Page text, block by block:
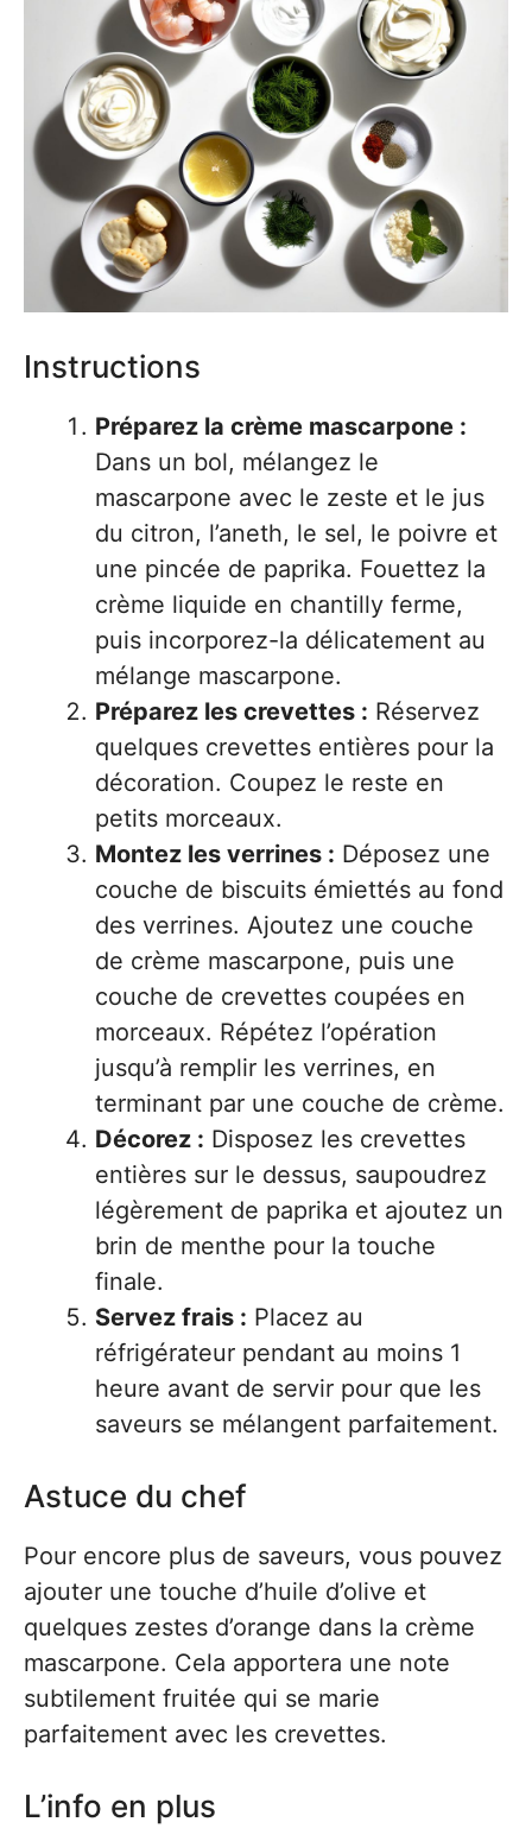
Instructions
Préparez la crème mascarpone :
Dans un bol, mélangez le
mascarpone avec le zeste et le jus
du citron, l’aneth, le sel, le poivre et
une pincée de paprika. Fouettez la
crème liquide en chantilly ferme,
puis incorporez-la délicatement au
mélange mascarpone.
Préparez les crevettes : Réservez
quelques crevettes entières pour la
décoration. Coupez le reste en
petits morceaux.
Montez les verrines : Déposez une
couche de biscuits émiettés au fond
des verrines. Ajoutez une couche
de crème mascarpone, puis une
couche de crevettes coupées en
morceaux. Répétez l’opération
jusqu’à remplir les verrines, en
terminant par une couche de crème.
Décorez : Disposez les crevettes
entières sur le dessus, saupoudrez
légèrement de paprika et ajoutez un
brin de menthe pour la touche
finale.
Servez frais : Placez au
réfrigérateur pendant au moins 1
heure avant de servir pour que les
saveurs se mélangent parfaitement.
Astuce du chef
Pour encore plus de saveurs, vous pouvez
ajouter une touche d’huile d’olive et
quelques zestes d’orange dans la crème
mascarpone. Cela apportera une note
subtilement fruitée qui se marie
parfaitement avec les crevettes.
L’info en plus